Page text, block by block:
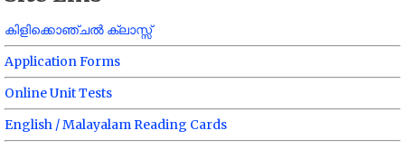
കിളിക്കൊഞ്ചൽ ക്ലാസ്സ്
Application Forms
Online Unit Tests
English / Malayalam Reading Cards